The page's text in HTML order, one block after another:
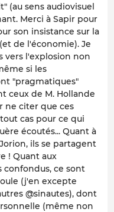
(au sens audiovisuel
Merci à Sapir pour
son insistance sur la
de l'économie). Je
vers l'explosion non
si les
"pragmatiques"
ceux de M. Hollande
ne citer que ces
cas pour ce qui
écoutés... Quant à
ils se partagent
! Quant aux
confondus, ce sont
(j'en excepte
@sinautes), dont
(même non